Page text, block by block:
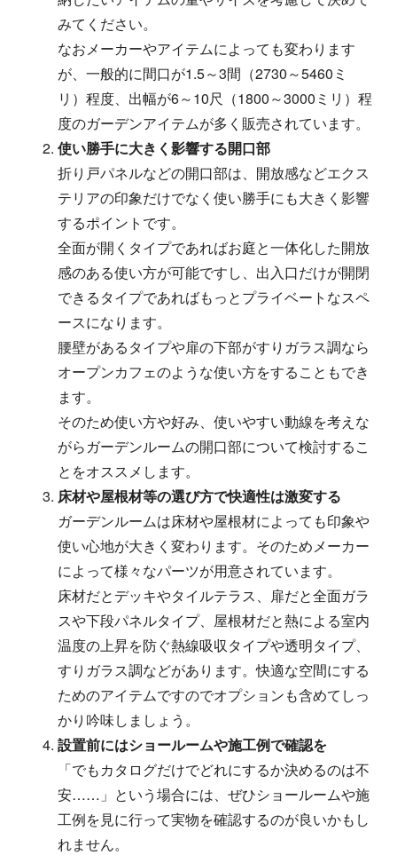
みてください。
なおメーカーやアイテムによっても変わります
が、一般的に間口が1.5～3間（2730～5460ミ
リ）程度、出幅が6～10尺（1800～3000ミリ）程
度のガーデンアイテムが多く販売されています。
使い勝手に大きく影響する開口部
折り戸パネルなどの開口部は、開放感などエクス
テリアの印象だけでなく使い勝手にも大きく影響
するポイントです。
全面が開くタイプであればお庭と一体化した開放
感のある使い方が可能ですし、出入口だけが開閉
できるタイプであればもっとプライベートなスペ
ースになります。
腰壁があるタイプや扉の下部がすりガラス調なら
オープンカフェのような使い方をすることもでき
ます。
そのため使い方や好み、使いやすい動線を考えな
がらガーデンルームの開口部について検討するこ
とをオススメします。
床材や屋根材等の選び方で快適性は激変する
ガーデンルームは床材や屋根材によっても印象や
使い心地が大きく変わります。そのためメーカー
によって様々なパーツが用意されています。
床材だとデッキやタイルテラス、扉だと全面ガラ
スや下段パネルタイプ、屋根材だと熱による室内
温度の上昇を防ぐ熱線吸収タイプや透明タイプ、
すりガラス調などがあります。快適な空間にする
ためのアイテムですのでオプションも含めてしっ
かり吟味しましょう。
設置前にはショールームや施工例で確認を
「でもカタログだけでどれにするか決めるのは不
安……」という場合には、ぜひショールームや施
工例を見に行って実物を確認するのが良いかもし
れません。